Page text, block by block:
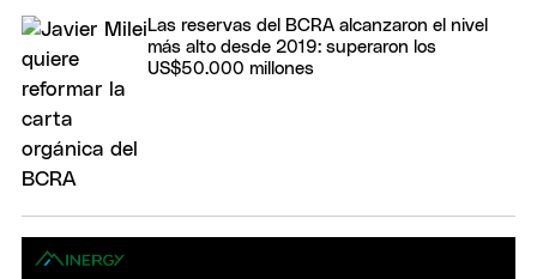
Las reservas del BCRA alcanzaron el nivel
más alto desde 2019: superaron los
US$50.000 millones